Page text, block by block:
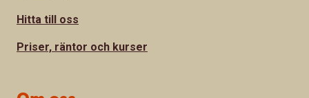
Hitta till oss
Priser, räntor och kurser